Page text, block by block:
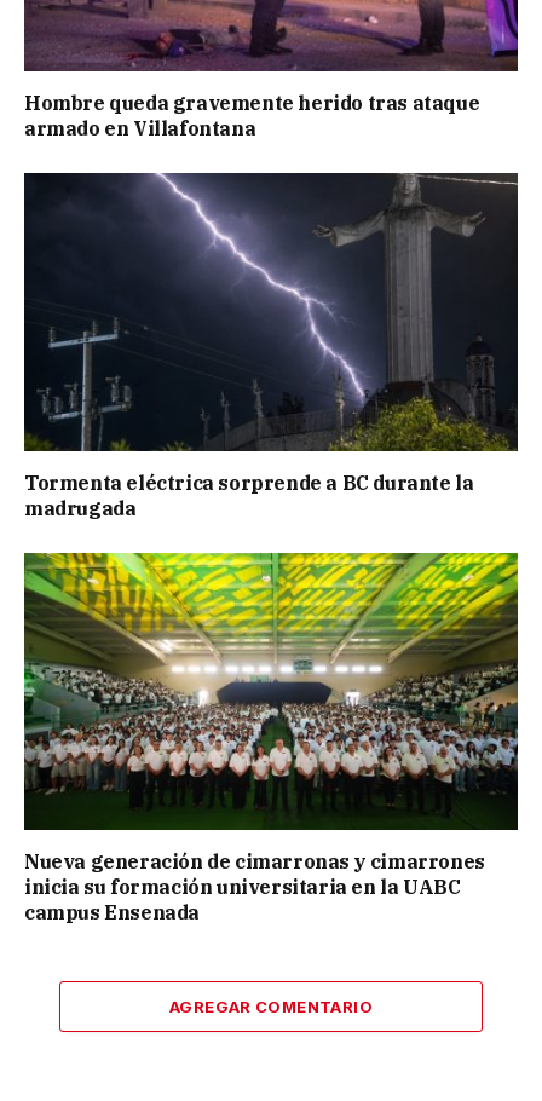
Hombre queda gravemente herido tras ataque
armado en Villafontana
Tormenta eléctrica sorprende a BC durante la
madrugada
Nueva generación de cimarronas y cimarrones
inicia su formación universitaria en la UABC
campus Ensenada
AGREGAR COMENTARIO